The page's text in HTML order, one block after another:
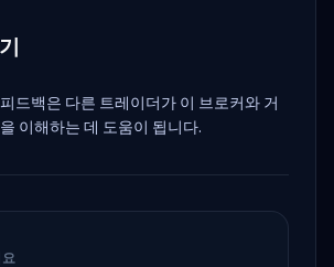
드백은 다른 트레이더가 이 브로커와 거
이해하는 데 도움이 됩니다.